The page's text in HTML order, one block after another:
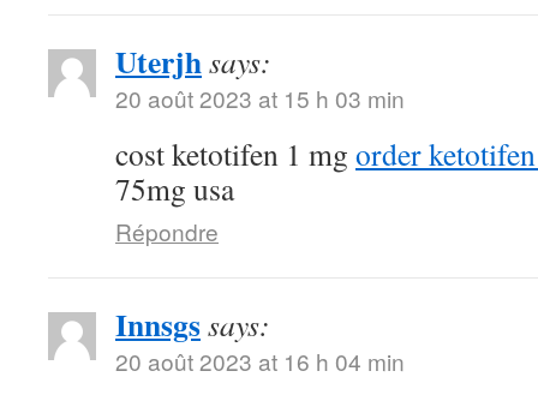
Uterjhsays:
20 août 2023 at 15 h 03 min
cost ketotifen 1 mg order
75mg usa
Répondre
Innsgssays:
20 août 2023 at 16 h 04 min